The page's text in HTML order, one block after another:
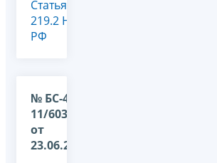
Статья
219.2 НК
РФ
№ БС-4-
11/6039@
от
23.06.2025